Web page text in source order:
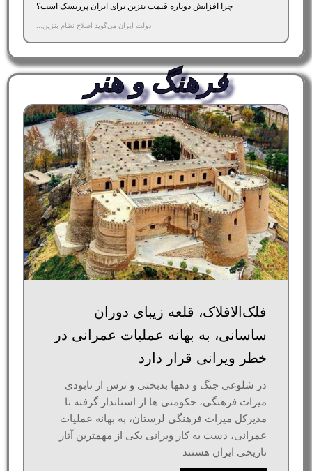
چرا افزایش دوباره قیمت بنزین برای ایران پرریسک است؟
دولت ایران می‌گوید اصلاح نظام بنزین...
فرهنگ و هنر
فلک‌الافلاک، قلعه زیبای دوران
ساسانی، به بهانه عملیات عمرانی در
خطر ویرانی قرار دارد
در شلوغی جنگ و دهها بدبختی و ترس از نابودی
میراث فرهنگی، حکومتی ها از استاندار گرفته تا
مدیرکل میراث فرهنگی لرستان، به بهانه عملیات
عمرانی، دست به کار ویرانی یکی از مهمترین آثار
تاریخی ایران هستند